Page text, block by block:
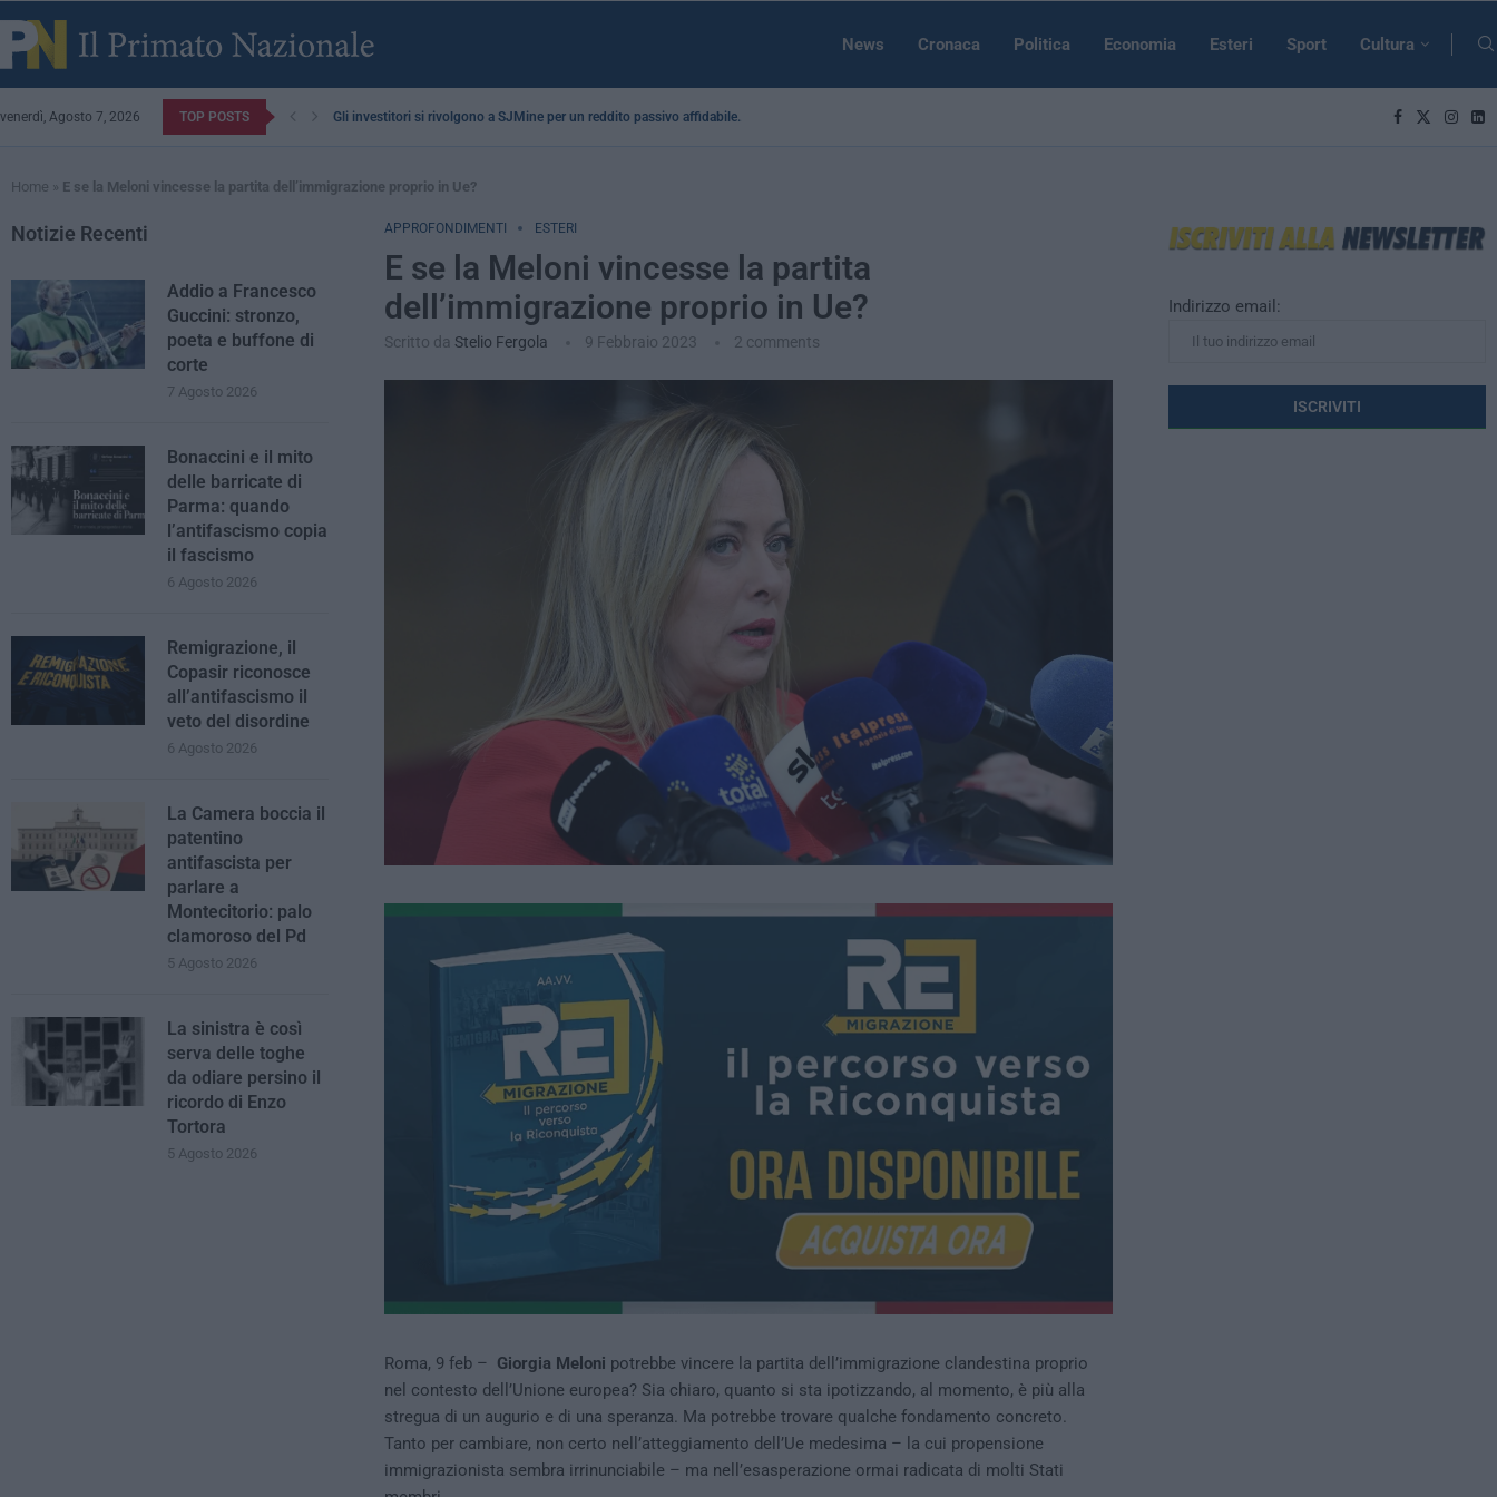
News Cronaca Politica Economia Esteri Sport Cultura
venerdì, Agosto 7, 2026 TOP POSTS Gli investitori si rivolgono a SJMine per un reddito passivo affidabile...
Home » E se la Meloni vincesse la partita dell’immigrazione proprio in Ue?
APPROFONDIMENTI ESTERI
E se la Meloni vincesse la partita
dell’immigrazione proprio in Ue?
Scritto da Stelio Fergola 9 Febbraio 2023 2 comments
Roma, 9 feb – Giorgia Meloni potrebbe vincere la partita dell’immigrazione clandestina proprio
nel contesto dell’Unione europea? Sia chiaro, quanto si sta ipotizzando, al momento, è più alla
stregua di un augurio e di una speranza. Ma potrebbe trovare qualche fondamento concreto.
Tanto per cambiare, non certo nell’atteggiamento dell’Ue medesima – la cui propensione
immigrazionista sembra irrinunciabile – ma nell’esasperazione ormai radicata di molti Stati
Indirizzo email:
Notizie Recenti
Addio a Francesco
Guccini: stronzo,
poeta e buffone di
corte
7 Agosto 2026
Bonaccini e il mito
delle barricate di
Parma: quando
l’antifascismo copia
il fascismo
6 Agosto 2026
Remigrazione, il
Copasir riconosce
all’antifascismo il
veto del disordine
6 Agosto 2026
La Camera boccia il
patentino
antifascista per
parlare a
Montecitorio: palo
clamoroso del Pd
5 Agosto 2026
La sinistra è così
serva delle toghe
da odiare persino il
ricordo di Enzo
Tortora
5 Agosto 2026